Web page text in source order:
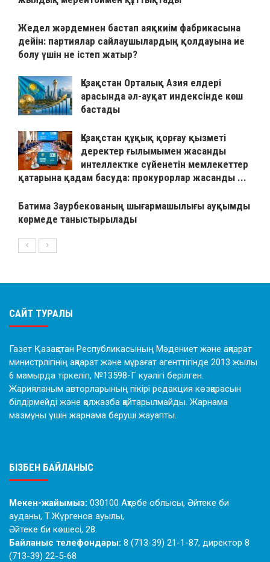
Жедел жәрдемнен бастап аяқкиім фабрикасына
дейін: партиялар сайлаушылардың қолдауына ие
болу үшін не істеп жатыр?
Қазақстан Орталық Азия елдері
арасында әл-ауқат индексінде көш
бастады
Қазақстан құқық қорғау қызметі
деректер ғылымымен жасанды
интеллектке сүйенетін мемлекеттер
қатарына қадам басуда: прокурорлар жасанды ...
Батима Заурбекованың шығармашылығы ауқымды
көрмеде таныстырылады
САЙТ ТУРАЛЫ
Газет Қазақстан Республикасының Мәдениет және ақпарат
министрлігінің ақпарат және мұрағат агенттігінде 2013 жылы
6 мамырда тіркеліп, №13598-Г куәлігі берілген.
Жарияланым авторларының пікірі редакция көзқарасын
білдірмейді және қолжазба қайтарылмайды. Жарнама
мазмұны үшін жарнама беруші жауапты.
БІЗБЕН БАЙЛАНЫС
Мекен-жайымыз: 030100 Ақтөбе облысы, Әйтеке би
ауданы, Т.Жүргенов ауылы,
Әйтеке би көшесі, 28.
Байланыс телефондары: 8 (713-39) 21-1-87, директор 8
(713-39) 22-5-68